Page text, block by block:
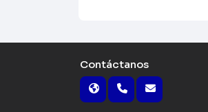
Contáctanos